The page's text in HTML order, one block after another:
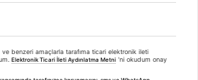
ve benzeri amaçlarla tarafıma ticari elektronik ileti
Elektronik Ticari İleti Aydınlatma Metni 'ni okudum onay